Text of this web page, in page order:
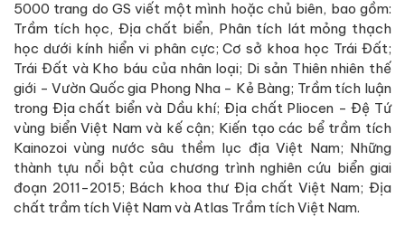
5000 trang do GS viết một mình hoặc chủ biên, bao gồm:
Trầm tích học, Địa chất biển, Phân tích lát mỏng thạch
học dưới kính hiển vi phân cực; Cơ sở khoa học Trái Đất;
Trái Đất và Kho báu của nhân loại; Di sản Thiên nhiên thế
giới - Vườn Quốc gia Phong Nha - Kẻ Bàng; Trầm tích luận
trong Địa chất biển và Dầu khí; Địa chất Pliocen - Đệ Tứ
vùng biển Việt Nam và kế cận; Kiến tạo các bể trầm tích
Kainozoi vùng nước sâu thềm lục địa Việt Nam; Những
thành tựu nổi bật của chương trình nghiên cứu biển giai
đoạn 2011-2015; Bách khoa thư Địa chất Việt Nam; Địa
chất trầm tích Việt Nam và Atlas Trầm tích Việt Nam.